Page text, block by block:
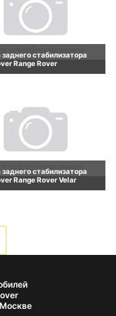
стабилизатора
Range Rover
стабилизатора
Range Rover Velar